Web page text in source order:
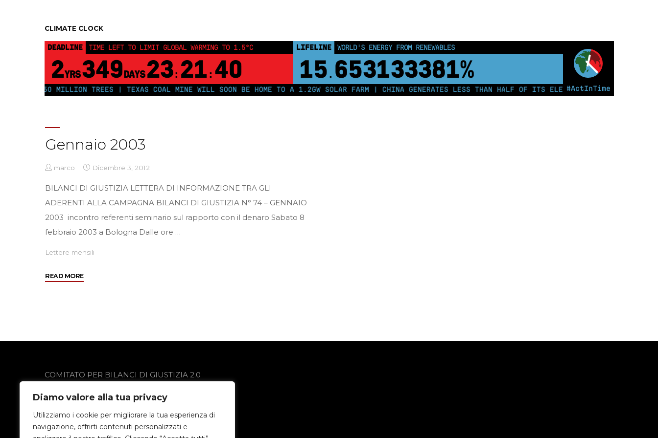
Diamo valore alla tua privacy
Utilizziamo i cookie per migliorare la tua esperienza di
navigazione, offrirti contenuti personalizzati e
CLIMATE CLOCK
#ActInTime
DEADLINE TIME LEFT TO LIMIT GLOBAL WARMING TO 1.5°C
2YRS349DAYS 23: 21 : 40
LIFELINE WORLD'S ENERGY FROM RENEWABLES
15 . 653133391%
PLANT 250 MILLION TREES | TEXAS COAL MINE WILL SOON BE HOME TO A 1.2GW SOLAR FARM | CHINA GENERATES LESS THAN HALF OF ITS ELECTRICITY FROM COAL
Gennaio 2003
marco Dicembre 3, 2012
BILANCI DI GIUSTIZIA LETTERA DI INFORMAZIONE TRA GLI
ADERENTI ALLA CAMPAGNA BILANCI DI GIUSTIZIA N° 74 – GENNAIO
2003 incontro referenti seminario sul rapporto con il denaro Sabato 8
febbraio 2003 a Bologna Dalle ore …
Lettere mensili
READ MORE"Gennaio
COMITATO PER BILANCI DI GIUSTIZIA 2.0
24021 Albino (BG)
Privacy Policy